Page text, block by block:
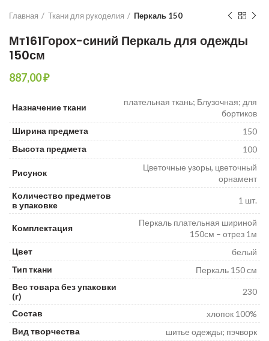
Главная Ткани для рукоделия Перкаль 150
Мт161Горох-синий Перкаль для одежды
150см
₽
Назначение ткани
плательная ткань; Блузочная; для
бортиков
Ширина предмета
150
Высота предмета
100
Рисунок
Цветочные узоры, цветочный
орнамент
Количество предметов
в упаковке
1 шт.
Комплектация
Перкаль плательная шириной
150см – отрез 1м
Цвет
белый
Тип ткани
Перкаль 150 см
Вес товара без упаковки
(г)
230
Состав
хлопок 100%
Вид творчества
шитье одежды; пэчворк